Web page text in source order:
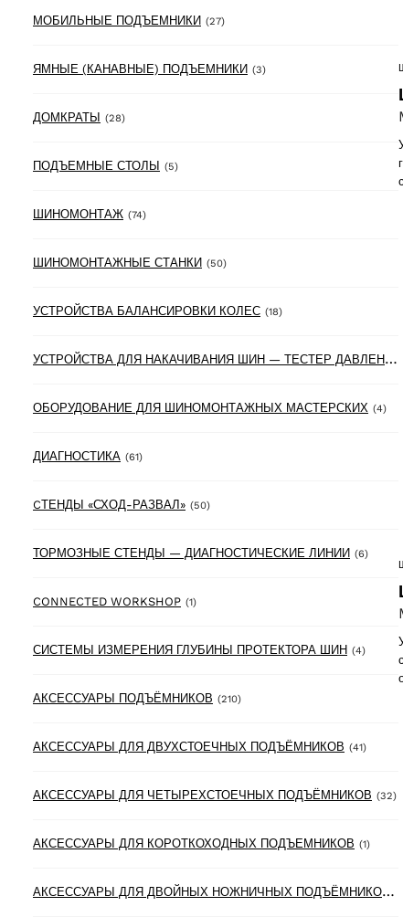
МОБИЛЬНЫЕ ПОДЪЕМНИКИ (27)27 products
ЯМНЫЕ (КАНАВНЫЕ) ПОДЪЕМНИКИ (3)3 products
ДОМКРАТЫ (28)28 products
ПОДЪЕМНЫЕ СТОЛЫ (5)5 products
ШИНОМОНТАЖ (74)74 products
ШИНОМОНТАЖНЫЕ СТАНКИ (50)50 products
УСТРОЙСТВА БАЛАНСИРОВКИ КОЛЕС (18)18 products
У
СТРОЙСТВА ДЛЯ НАКАЧИВАНИЯ ШИН — ТЕСТЕР ДАВЛЕНИЯ В ШИНАХ
ОБОРУДОВАНИЕ ДЛЯ ШИНОМОНТАЖНЫХ МАСТЕРСКИХ (4)4
ДИАГНОСТИКА (61)61 products
CТЕНДЫ «СХОД-РАЗВАЛ» (50)50 products
ТОРМОЗНЫЕ СТЕНДЫ — ДИАГНОСТИЧЕСКИЕ ЛИНИИ (6)6
CONNECTED WORKSHOP (1)1 product
СИСТЕМЫ ИЗМЕРЕНИЯ ГЛУБИНЫ ПРОТЕКТОРА ШИН (4)4
АКСЕССУАРЫ ПОДЪЁМНИКОВ (210)210 products
АКСЕССУАРЫ ДЛЯ ДВУХСТОЕЧНЫХ ПОДЪЁМНИКОВ (41)41
АКСЕССУАРЫ ДЛЯ ЧЕТЫРЕХСТОЕЧНЫХ ПОДЪЁМНИКОВ (32)
АКСЕССУАРЫ ДЛЯ КОРОТКОХОДНЫХ ПОДЪЕМНИКОВ (1)1
А
КСЕССУАРЫ ДЛЯ ДВОЙНЫХ НОЖНИЧНЫХ ПОДЪЁМНИКОВ